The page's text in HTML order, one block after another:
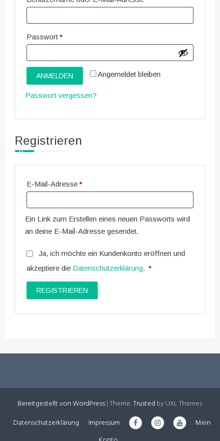
Passwort*
Angemeldet bleiben
ANMELDEN
Passwort vergessen?
Registrieren
E-Mail-Adresse*
Ein Link zum Erstellen eines neuen Passworts wird
an deine E-Mail-Adresse gesendet.
Ja, ich möchte ein Kundenkonto eröffnen und
akzeptiere die Datenschutzerklärung. *
REGISTRIEREN
Bereitgestellt von WordPress|Theme:Trusted by UXL Themes
Datenschutzerklärung
Impressum
Mein